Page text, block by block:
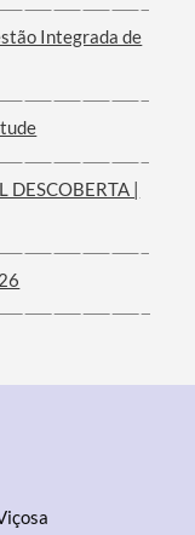
Integrada de
DESCOBERTA |